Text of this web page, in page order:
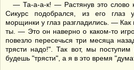
— Та-а-а-к! — Растянув это слово
Сикурс подобрался, из его глаз
морщинки у глаз разгладились. — Как
ты. — Это он наверно о каком-то
повезло пересечься три месяца
трясти надо!". Так вот, мы
будешь "трясти", а я в это время